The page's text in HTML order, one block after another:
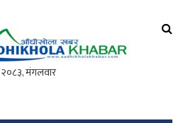
पत्रिका